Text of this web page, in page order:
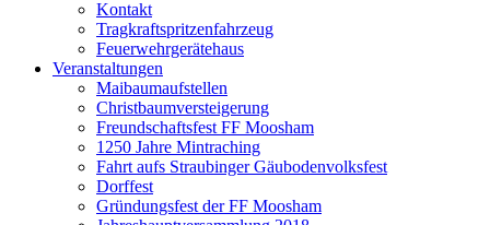
Kontakt
Tragkraftspritzenfahrzeug
Feuerwehrgerätehaus
Veranstaltungen
Maibaumaufstellen
Christbaumversteigerung
Freundschaftsfest FF Moosham
1250 Jahre Mintraching
Fahrt aufs Straubinger Gäubodenvolksfest
Dorffest
Gründungsfest der FF Moosham